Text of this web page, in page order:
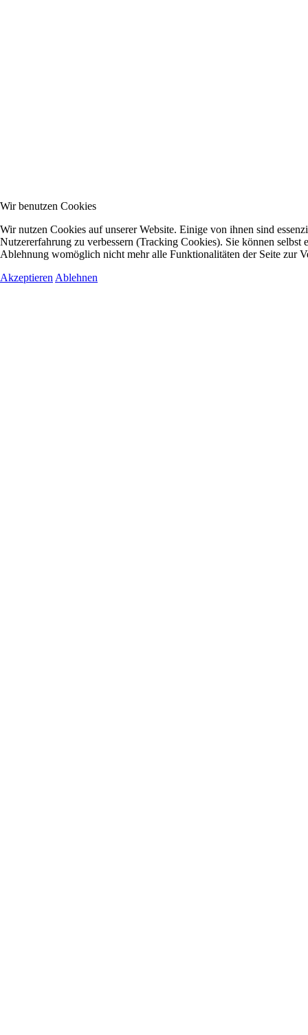
Wir benutzen Cookies
Wir nutzen Cookies auf unserer Website. Einige von ihnen sind
Nutzererfahrung zu verbessern (Tracking Cookies). Sie können selbst
Ablehnung womöglich nicht mehr alle Funktionalitäten der Seite zur
Akzeptieren Ablehnen